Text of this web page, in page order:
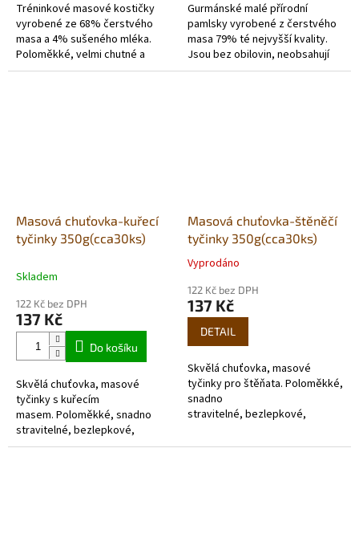
hvězdiček.
Tréninkové masové kostičky
vyrobené ze 68% čerstvého
masa a 4% sušeného mléka.
Poloměkké, velmi chutné a
dobře stravitelné. Bez obsahu
hvězdiček.
Gurmánské malé přírodní
pamlsky vyrobené z čerstvého
masa 79% té nejvyšší kvality.
Jsou bez obilovin, neobsahují
žádná barviva, geneticky
Masová chuťovka-kuřecí
tyčinky 350g(cca30ks)
Skladem
122 Kč bez DPH
137 Kč
Do košíku
Skvělá chuťovka, masové
tyčinky s kuřecím
masem. Poloměkké, snadno
stravitelné, bezlepkové,
hypoalergenní, vyrobené
Masová chuťovka-štěněčí
tyčinky 350g(cca30ks)
Průměrné
produktu
je
hvězdiček.
Vyprodáno
122 Kč bez DPH
137 Kč
DETAIL
Skvělá chuťovka, masové
tyčinky pro štěňata. Poloměkké,
snadno
stravitelné, bezlepkové,
ze 60% čerstvého masa.